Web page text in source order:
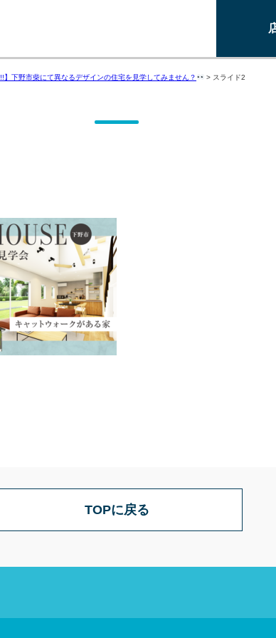
】下野市柴にて異なるデザインの住宅を見学してみません？ > スライド2
TOPに戻る